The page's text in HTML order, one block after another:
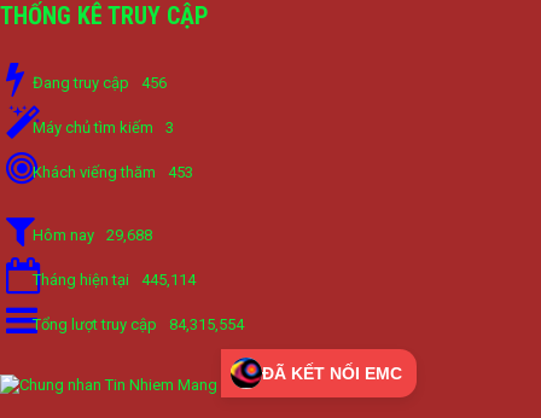
THỐNG KÊ TRUY CẬP
Đang truy cập 456
Máy chủ tìm kiếm 3
Khách viếng thăm 453
Hôm nay 29,688
Tháng hiện tại 445,114
Tổng lượt truy cập 84,315,554
ĐÃ KẾT NỐI EMC